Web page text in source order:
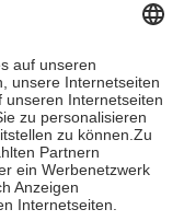
in Höhe von zehn
als die tatsächlichen
Apotheken.
beträgt die
Euro je
eigene Gesundheit zu
zu unterstützen,